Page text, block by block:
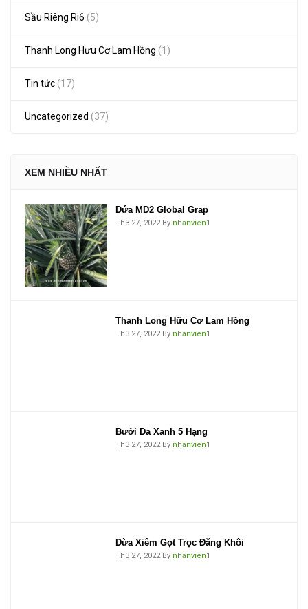
Sầu Riêng Ri6 (5)
Thanh Long Hưu Cơ Lam Hồng (1)
Tin tức (17)
Uncategorized (37)
XEM NHIỀU NHẤT
Dứa MD2 Global Grap
Th3 27, 2022 By nhanvien1
Thanh Long Hữu Cơ Lam Hồng
Th3 27, 2022 By nhanvien1
Bưởi Da Xanh 5 Hạng
Th3 27, 2022 By nhanvien1
Dừa Xiêm Gọt Trọc Đăng Khôi
Th3 27, 2022 By nhanvien1